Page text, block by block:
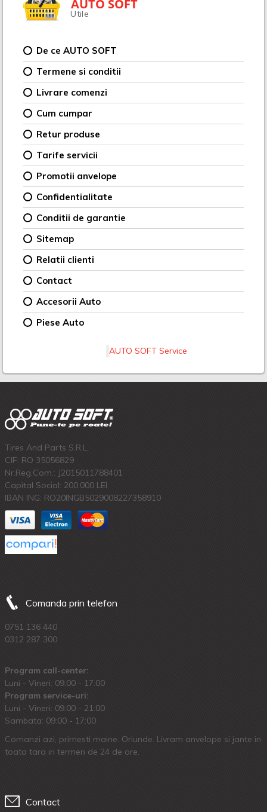
AUTO SOFT
Utile
De ce AUTO SOFT
Termene si conditii
Livrare comenzi
Cum cumpar
Retur produse
Tarife servicii
Promotii anvelope
Confidentialitate
Conditii de garantie
Sitemap
Relatii clienti
Contact
Accesorii Auto
Piese Auto
AUTO SOFT Service
Tires And Parts S.R.L.
CIF: RO 35056829
Nr.Reg.Com.: J2015011788401
Capital Social: 200.000 LEI
IBAN ING: RO20INGB5029008227358910
Comanda prin telefon
0751 136 440
0312 287 300
Program call-center:
Luni - Vineri: 09:00 - 17:00
Program service-uri:
Luni - Vineri: 09.00 - 21:00
Sambata: 09:00 - 17:00
Comanzi azi, primesti maine. Oriunde. Livram anvelope si jante in
toata tara in termen de 24 de ore.
Contact